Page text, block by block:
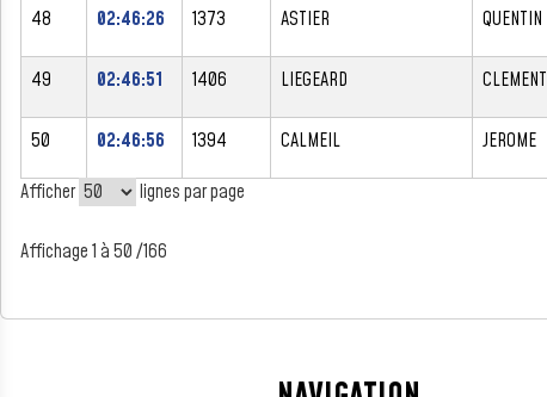
48 02:46:26 1373 ASTIER QUENTIN
49 02:46:51 1406 LIEGEARD CLEMENT
50 02:46:56 1394 CALMEIL JEROME
Afficher
lignes par page
Affichage 1 à 50 /166